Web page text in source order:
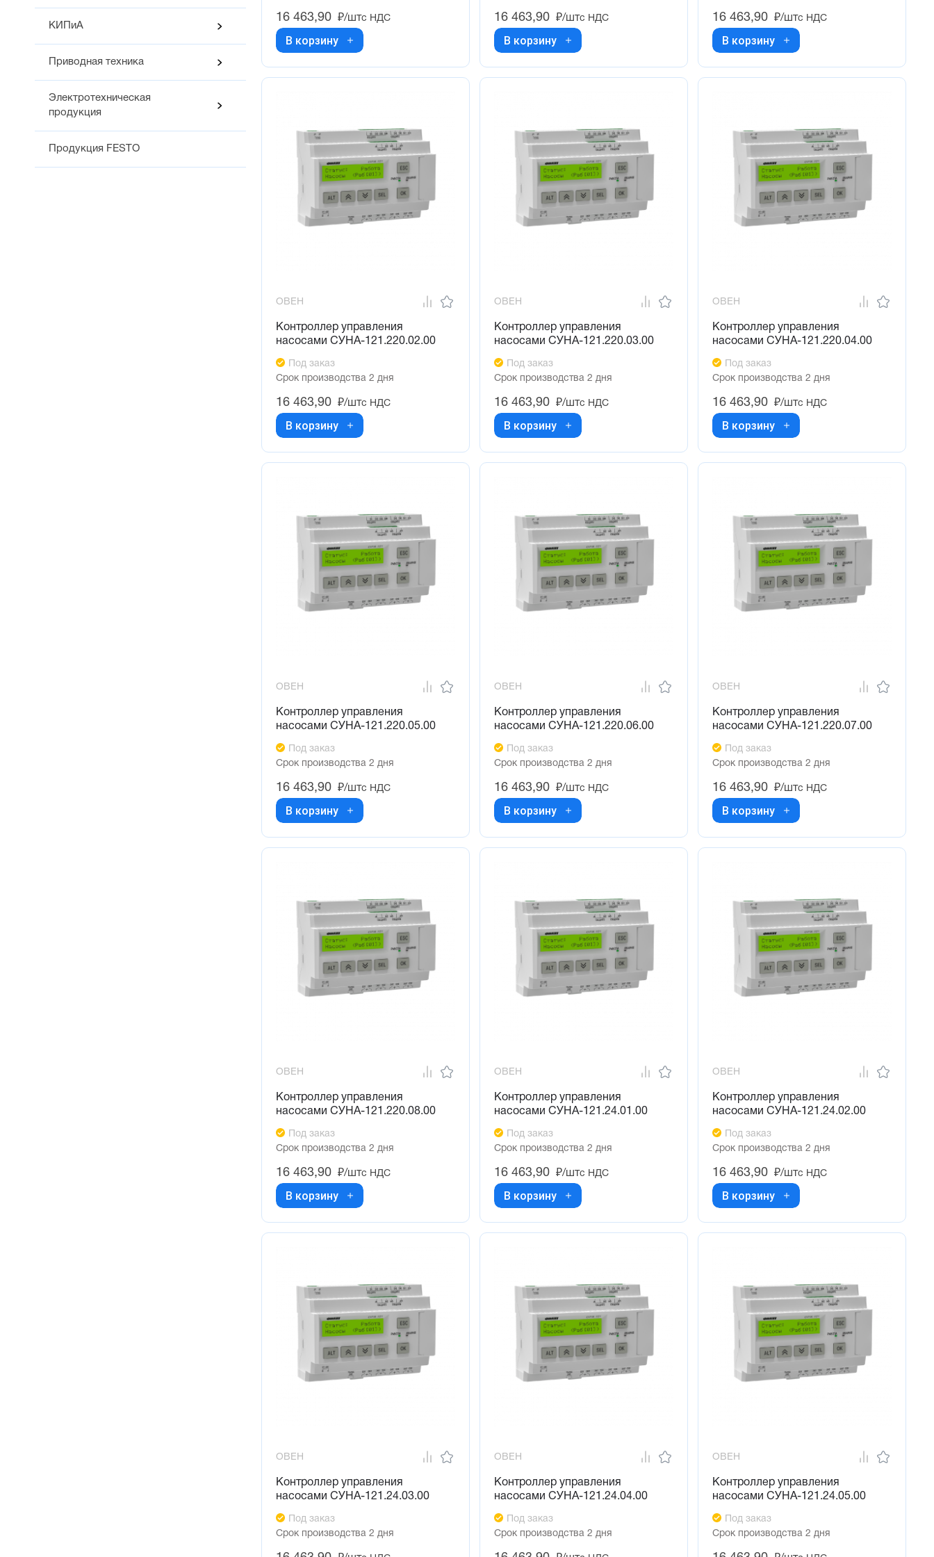
КИПиА
Приводная техника
Электротехническая
продукция
Продукция FESTO
16 463,90 ₽/штс НДС
В корзину
16 463,90 ₽/штс НДС
В корзину
16 463,90 ₽/штс НДС
В корзину
ОВЕН
Контроллер управления
насосами СУНА-121.220.02.00
Под заказ
Срок производства 2 дня
16 463,90 ₽/штс НДС
В корзину
ОВЕН
Контроллер управления
насосами СУНА-121.220.03.00
Под заказ
Срок производства 2 дня
16 463,90 ₽/штс НДС
В корзину
ОВЕН
Контроллер управления
насосами СУНА-121.220.04.00
Под заказ
Срок производства 2 дня
16 463,90 ₽/штс НДС
В корзину
ОВЕН
Контроллер управления
насосами СУНА-121.220.05.00
Под заказ
Срок производства 2 дня
16 463,90 ₽/штс НДС
В корзину
ОВЕН
Контроллер управления
насосами СУНА-121.220.06.00
Под заказ
Срок производства 2 дня
16 463,90 ₽/штс НДС
В корзину
ОВЕН
Контроллер управления
насосами СУНА-121.220.07.00
Под заказ
Срок производства 2 дня
16 463,90 ₽/штс НДС
В корзину
ОВЕН
Контроллер управления
насосами СУНА-121.220.08.00
Под заказ
Срок производства 2 дня
16 463,90 ₽/штс НДС
В корзину
ОВЕН
Контроллер управления
насосами СУНА-121.24.01.00
Под заказ
Срок производства 2 дня
16 463,90 ₽/штс НДС
В корзину
ОВЕН
Контроллер управления
насосами СУНА-121.24.02.00
Под заказ
Срок производства 2 дня
16 463,90 ₽/штс НДС
В корзину
ОВЕН
Контроллер управления
насосами СУНА-121.24.03.00
Под заказ
Срок производства 2 дня
ОВЕН
Контроллер управления
насосами СУНА-121.24.04.00
Под заказ
Срок производства 2 дня
ОВЕН
Контроллер управления
насосами СУНА-121.24.05.00
Под заказ
Срок производства 2 дня